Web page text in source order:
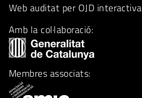
Web auditat per OJD interactiva
Amb la col·laboració:
Membres associats: